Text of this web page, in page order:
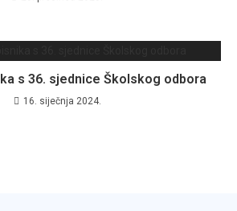
s 36. sjednice Školskog odbora
16. siječnja 2024.